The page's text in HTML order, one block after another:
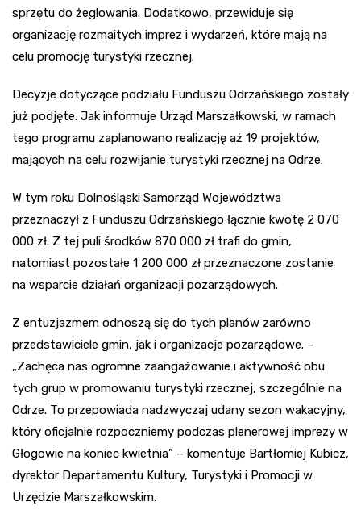
sprzętu do żeglowania. Dodatkowo, przewiduje się
organizację rozmaitych imprez i wydarzeń, które mają na
celu promocję turystyki rzecznej.
Decyzje dotyczące podziału Funduszu Odrzańskiego zostały
już podjęte. Jak informuje Urząd Marszałkowski, w ramach
tego programu zaplanowano realizację aż 19 projektów,
mających na celu rozwijanie turystyki rzecznej na Odrze.
W tym roku Dolnośląski Samorząd Województwa
przeznaczył z Funduszu Odrzańskiego łącznie kwotę 2 070
000 zł. Z tej puli środków 870 000 zł trafi do gmin,
natomiast pozostałe 1 200 000 zł przeznaczone zostanie
na wsparcie działań organizacji pozarządowych.
Z entuzjazmem odnoszą się do tych planów zarówno
przedstawiciele gmin, jak i organizacje pozarządowe. –
„Zachęca nas ogromne zaangażowanie i aktywność obu
tych grup w promowaniu turystyki rzecznej, szczególnie na
Odrze. To przepowiada nadzwyczaj udany sezon wakacyjny,
który oficjalnie rozpoczniemy podczas plenerowej imprezy w
Głogowie na koniec kwietnia” – komentuje Bartłomiej Kubicz,
dyrektor Departamentu Kultury, Turystyki i Promocji w
Urzędzie Marszałkowskim.